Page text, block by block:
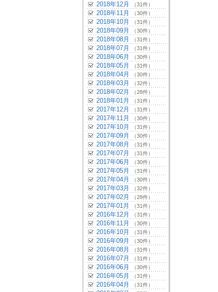
2018年12月 （31件）
2018年11月 （30件）
2018年10月 （31件）
2018年09月 （30件）
2018年08月 （31件）
2018年07月 （31件）
2018年06月 （30件）
2018年05月 （31件）
2018年04月 （30件）
2018年03月 （32件）
2018年02月 （28件）
2018年01月 （31件）
2017年12月 （31件）
2017年11月 （30件）
2017年10月 （31件）
2017年09月 （30件）
2017年08月 （31件）
2017年07月 （31件）
2017年06月 （30件）
2017年05月 （31件）
2017年04月 （30件）
2017年03月 （32件）
2017年02月 （28件）
2017年01月 （31件）
2016年12月 （31件）
2016年11月 （30件）
2016年10月 （31件）
2016年09月 （30件）
2016年08月 （31件）
2016年07月 （31件）
2016年06月 （30件）
2016年05月 （31件）
2016年04月 （31件）